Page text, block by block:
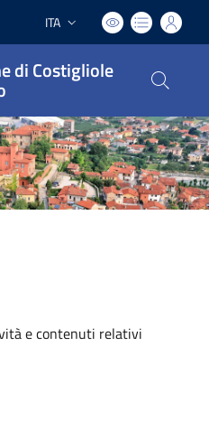
Lingua attiva:
ITA
di Costigliole
e contenuti relativi